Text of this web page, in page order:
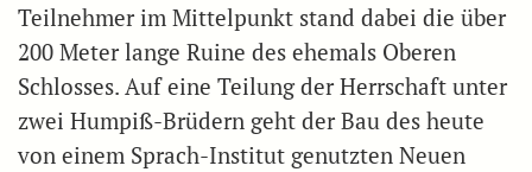
Teilnehmer im Mittelpunkt stand dabei die über
200 Meter lange Ruine des ehemals Oberen
Schlosses. Auf eine Teilung der Herrschaft unter
zwei Humpiß-Brüdern geht der Bau des heute
von einem Sprach-Institut genutzten Neuen